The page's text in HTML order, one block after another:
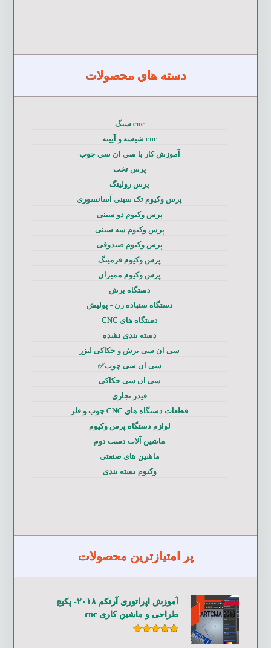
دسته های محصولات
cnc سنگ
cnc شیشه و آیینه
آموزش کار با سی ان سی چوب
پرس تخت
پرس رولینگ
پرس وکیوم تک سینی آسانسوری
پرس وکیوم دو سینی
پرس وکیوم سه سینی
پرس وکیوم صندوقی
پرس وکیوم فرمینگ
پرس وکیوم ممبران
دستگاه برش
دستگاه سنباده زن - پولیش
دستگاه های CNC
دسته بندی نشده
سی ان سی برش و حکاکی لیزر
سی ان سی چوب✅
سی ان سی حکاکی
فیدر نجاری
قطعات دستگاه های CNC چوب و فلز
لوازم دستگاه پرس وکیوم
ماشین آلات دست دوم
ماشین های صنعتی
وکیوم بسته بندی
پر امتیازترین محصولات
آموزش اپراتوری آرتکم ۲۰۱۸- پکیج
طراحی و ماشین کاری cnc